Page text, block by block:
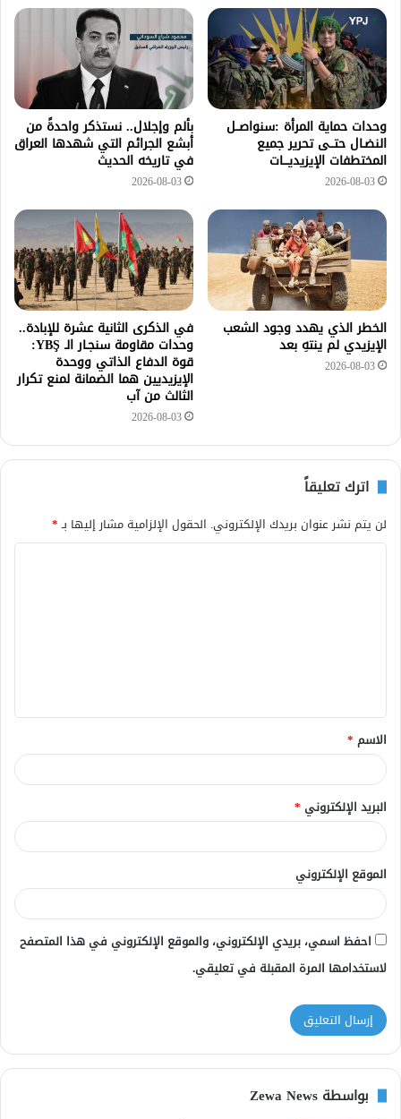
وحدات حماية المرأة :سنواصــل
النضـال حتــى تحرير جميع
المختطفات الإيزيديـــات
2026-08-03
بألم وإجلال.. نستذكر واحدةً من
أبشع الجرائم التي شهدها العراق
في تاريخه الحديث
2026-08-03
الخطر الذي يهدد وجود الشعب
الإيزيدي لم ينتهِ بعد
2026-08-03
في الذكرى الثانية عشرة للإبادة..
وحدات مقاومة سنجـار الـ YBŞ:
قوة الدفاع الذاتي ووحدة
الإيزيديين هما الضمانة لمنع تكرار
الثالث من آب
2026-08-03
اترك تعليقاً
لن يتم نشر عنوان بريدك الإلكتروني. الحقول الإلزامية مشار إليها بـ*
ق
*
الاسم *
البريد الإلكتروني *
الموقع الإلكتروني
احفظ اسمي، بريدي الإلكتروني، والموقع الإلكتروني في هذا المتصفح
لاستخدامها المرة المقبلة في تعليقي.
بواسطة Zewa News